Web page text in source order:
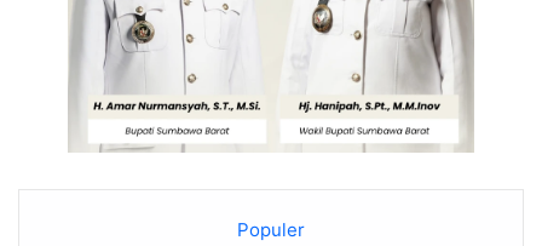
Populer